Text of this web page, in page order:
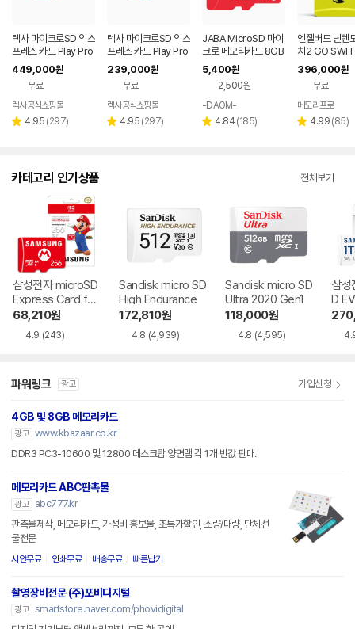
렉사 마이크로SD 익스
프레스 카드 Play Pro
닌텐도스위치2 메모리
1TB
449,000원
무료
렉사공식쇼핑몰
별 4.95 리
(297)
렉사 마이크로SD 익스
프레스 카드 Play Pro
닌텐도스위치2 메모리
512GB
239,000원
무료
렉사공식쇼핑몰
별 4.95 리
(297)
JABA MicroSD 마이
크로 메모리카드 8GB
5,400원
2,500원
-DAOM-
별 4.84 리
(185)
엔젤버드 닌텐
치2 GO
croSD
B
396,000원
무료
메모리프로
별 4.99 리
(85)
카테고리 인기상품 전체보기
삼성전자 microSD
Express Card for
Nintendo Switch
68,210원
4.9 (243)
Sandisk micro SD
High Endurance
172,810원
4.8 (4,939)
Sandisk micro SD
Ultra 2020 Gen1
118,000원
4.8 (4,595)
삼
D
파워링크 광고 가입신청
4GB 및 8GB 메모리카드
광고 www.kbazaar.co.kr
DDR3 PC3-10600 및 12800 데스크탑 양면램 각 1개 반값 판매.
메모리카드 ABC판촉물
광고
abc777.kr
판촉물제작, 메모리카드, 가성비 홍보물, 초특가할인, 소량/대량, 단체선
물전문
시안무료 인쇄무료 배송무료 빠른납기
촬영장비전문 (주)포비디지털
광고 smartstore.naver.com/phovidigital